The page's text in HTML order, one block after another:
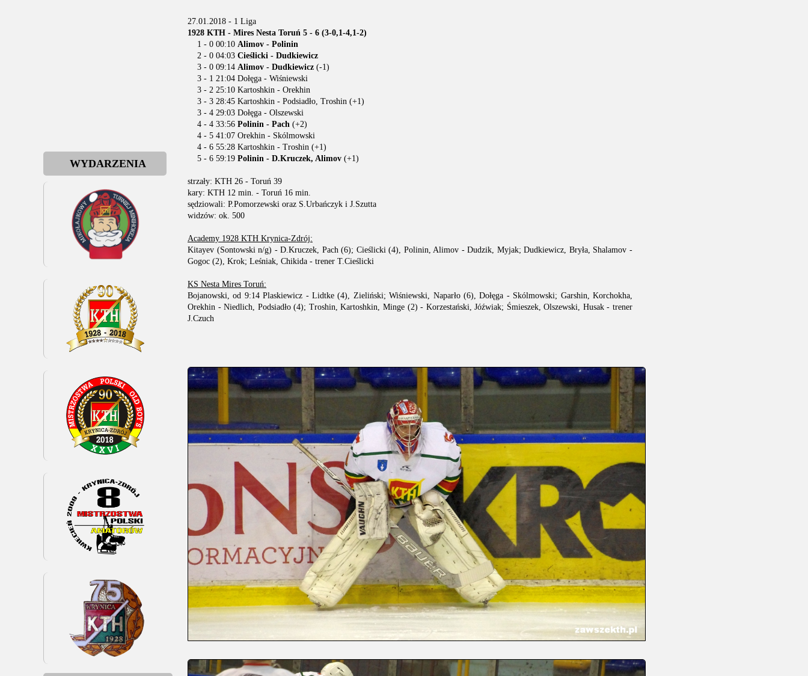
WYDARZENIA
27.01.2018 - 1 Liga
1928 KTH - Mires Nesta Toruń 5 - 6 (3-0,1-4,1-2)
1 - 0 00:10 Alimov - Polinin
2 - 0 04:03 Cieślicki - Dudkiewicz
3 - 0 09:14 Alimov - Dudkiewicz (-1)
3 - 1 21:04 Dołęga - Wiśniewski
3 - 2 25:10 Kartoshkin - Orekhin
3 - 3 28:45 Kartoshkin - Podsiadło, Troshin (+1)
3 - 4 29:03 Dołęga - Olszewski
4 - 4 33:56 Polinin - Pach (+2)
4 - 5 41:07 Orekhin - Skólmowski
4 - 6 55:28 Kartoshkin - Troshin (+1)
5 - 6 59:19 Polinin - D.Kruczek, Alimov (+1)
strzały: KTH 26 - Toruń 39
kary: KTH 12 min. - Toruń 16 min.
sędziowali: P.Pomorzewski oraz S.Urbańczyk i J.Szutta
widzów: ok. 500
Academy 1928 KTH Krynica-Zdrój:
Kitayev (Sontowski n/g) - D.Kruczek, Pach (6); Cieślicki (4), Polinin, Alimov - Dudzik, Myjak; Dudkiewicz, Bryła, Shalamov -
Gogoc (2), Krok; Leśniak, Chikida - trener T.Cieślicki
KS Nesta Mires Toruń:
Bojanowski, od 9:14 Plaskiewicz - Lidtke (4), Zieliński; Wiśniewski, Naparło (6), Dołęga - Skólmowski; Garshin, Korchokha,
Orekhin - Niedlich, Podsiadło (4); Troshin, Kartoshkin, Minge (2) - Korzestański, Jóźwiak; Śmieszek, Olszewski, Husak - trener
J.Czuch